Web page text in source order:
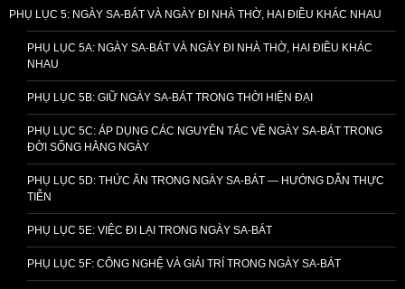
PHỤ LỤC 5: NGÀY SA-BÁT VÀ NGÀY ĐI NHÀ THỜ, HAI ĐIỀU KHÁC NHAU
PHỤ LỤC 5A: NGÀY SA-BÁT VÀ NGÀY ĐI NHÀ THỜ, HAI ĐIỀU KHÁC
NHAU
PHỤ LỤC 5B: GIỮ NGÀY SA-BÁT TRONG THỜI HIỆN ĐẠI
PHỤ LỤC 5C: ÁP DỤNG CÁC NGUYÊN TẮC VỀ NGÀY SA-BÁT TRONG
ĐỜI SỐNG HẰNG NGÀY
PHỤ LỤC 5D: THỨC ĂN TRONG NGÀY SA-BÁT — HƯỚNG DẪN THỰC
TIỄN
PHỤ LỤC 5E: VIỆC ĐI LẠI TRONG NGÀY SA-BÁT
PHỤ LỤC 5F: CÔNG NGHỆ VÀ GIẢI TRÍ TRONG NGÀY SA-BÁT